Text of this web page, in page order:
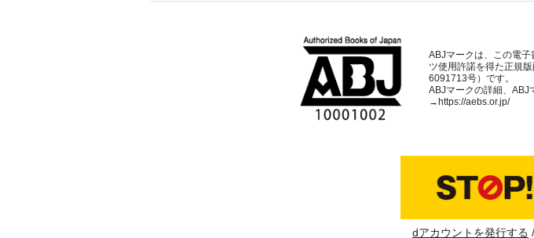
ABJマークは、この電
ツ使用許諾を得た正規
6091713号）です。
ABJマークの詳細、ABJ
→ https://aebs.or.jp/
dアカウントを発行する